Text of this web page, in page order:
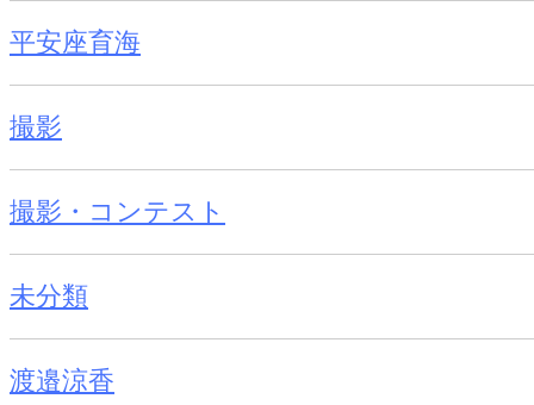
平安座育海
撮影
撮影・コンテスト
未分類
渡邉涼香